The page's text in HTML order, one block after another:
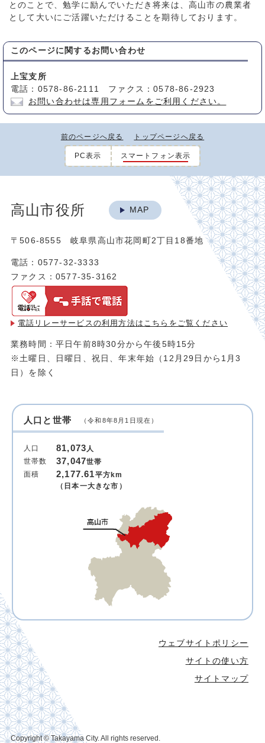
とのことで、勉学に励んでいただき将来は、高山市の農業者
として大いにご活躍いただけることを期待しております。
このページに関する お問い合わせ
上宝支所
電話：0578-86-2111 ファクス：0578-86-2923
お問い合わせは専用フォームをご利用ください。
前のページへ戻る トップページへ戻る
PC表示 スマートフォン表示
高山市役所 MAP
〒506-8555 岐阜県高山市花岡町2丁目18番地
電話：0577-32-3333
ファクス：0577-35-3162
電話リレーサービスの利用方法は こちらをご覧ください
業務時間：平日午前8時30分から午後5時15分
※土曜日、日曜日、祝日、年末年始（12月29日から1月3
日）を除く
人口と世帯 （令和8年8月1日現在）
人口 81,073人
世帯数
37,047世帯
面積
2,177.61平方km
（日本一大きな市）
ウェブサイトポリシー
サイトの使い方
サイトマップ
Copyright © Takayama City. All rights reserved.